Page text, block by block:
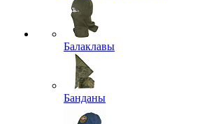
Балаклавы
Банданы